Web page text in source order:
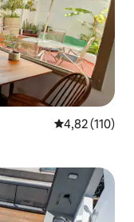
Средна
4,82 (110)